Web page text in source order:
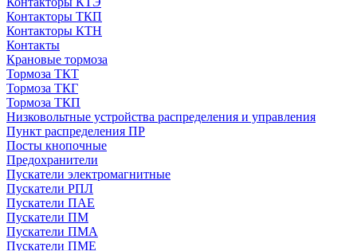
Контакторы ТКП
Контакторы КТН
Контакты
Крановые тормоза
Тормоза ТКТ
Тормоза ТКГ
Тормоза ТКП
Низковольтные устройства распределения и управления
Пункт распределения ПР
Посты кнопочные
Предохранители
Пускатели электромагнитные
Пускатели РПЛ
Пускатели ПАЕ
Пускатели ПМ
Пускатели ПМА
Пускатели ПМЕ